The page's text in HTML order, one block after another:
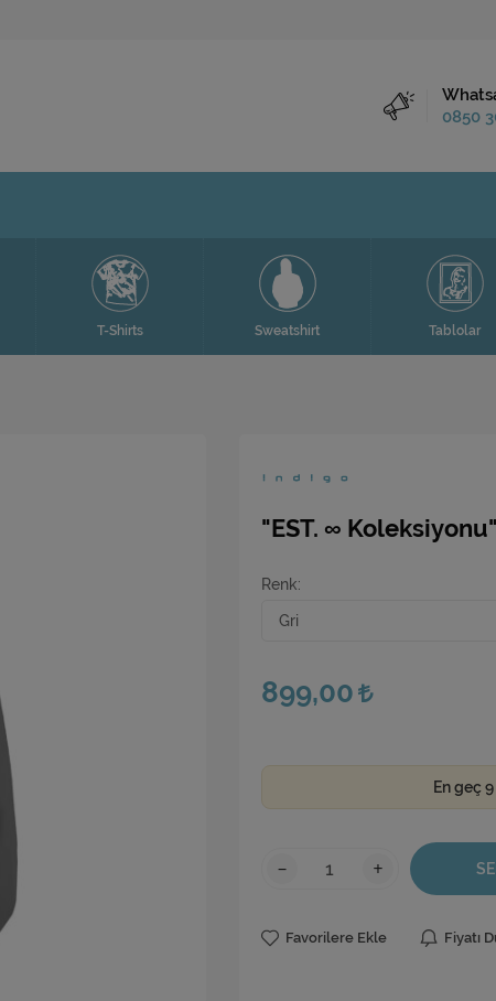
Kargo
1.250
0850
T-Shirts Sweatshirt Tablolar
"EST. ∞
Renk
899,00
En geç
- +
Favorilere Ekle Fiyatı